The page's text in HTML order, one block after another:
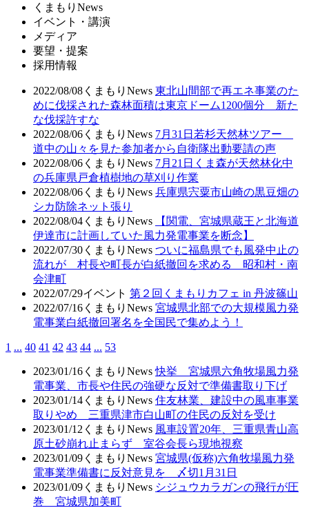
くまもりNews
イベント・講演
メディア
要望・提案
採用情報
2022/08/08 くまもりNews 東北山間部で再エネ事業のた
めに伐採された森林面積は東京ドーム1200個分 新た
な伐採許すな
2022/08/06 くまもりNews 7月31日若杉天然林ツアー
道中の山々を見た参加者から自衛隊出動要請の声
2022/08/06 くまもりNews 7月21日くま森が天然林化中
の兵庫県戸倉植樹地の草刈り作業
2022/08/06 くまもりNews 兵庫県宍粟市山崎の黒豆畑の
シカ防除ネット張り
2022/08/04 くまもりNews
【関電、宮城県蔵王と北海道
伊達市に計画していた風力発電事業を断念】
2022/07/30 くまもりNews ついに福島県でも風発中止の
流れが 村長や町長が白紙撤回を求める 昭和村・南
会津町
2022/07/29イベント 第２回くまもりカフェ in 丹波篠山
2022/07/16 くまもりNews 宮城県北部での大規模風力発
電事業白紙撤回署名を全国民で集めよう！
1 ... 40 41 42 43 44 ... 53
2023/01/16 くまもりNews 快挙 宮城県六角牧場風力発
電事業、市長や住民の強硬な反対で準備書取り下げ
2023/01/14 くまもりNews 住友林業、建設中の風車事業
取りやめ 三重県津市白山町の住民の反対を受け
2023/01/12 くまもりNews 風車設置20年、三重県青山高
原土砂崩れ止まらず 室谷会長ら現地視察
2023/01/09 くまもりNews 宮城県(仮称)六角牧場風力発
電事業準備書に反対意見を 〆切1月31日
2023/01/09 くまもりNews シジュウカラガンの飛行が圧
巻 宮城県加美町